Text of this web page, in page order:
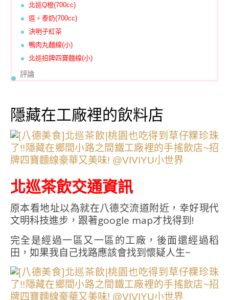
北巡Q橙(700cc)
逗。泰奶(700cc)
決明子紅茶
鴨肉丸麵線(小)
北巡招牌四寶麵線(小)
評論
隱藏在工廠裡的飲料店
北巡茶飲交通資訊
原本看地址以為就在八德交流道附近，幸好現代
文明科技進步，跟著google map才找得到!
完全是經過一區又一區的工廠，後面還經過稻
田，如果我自己找路應該會找到懷疑人生~